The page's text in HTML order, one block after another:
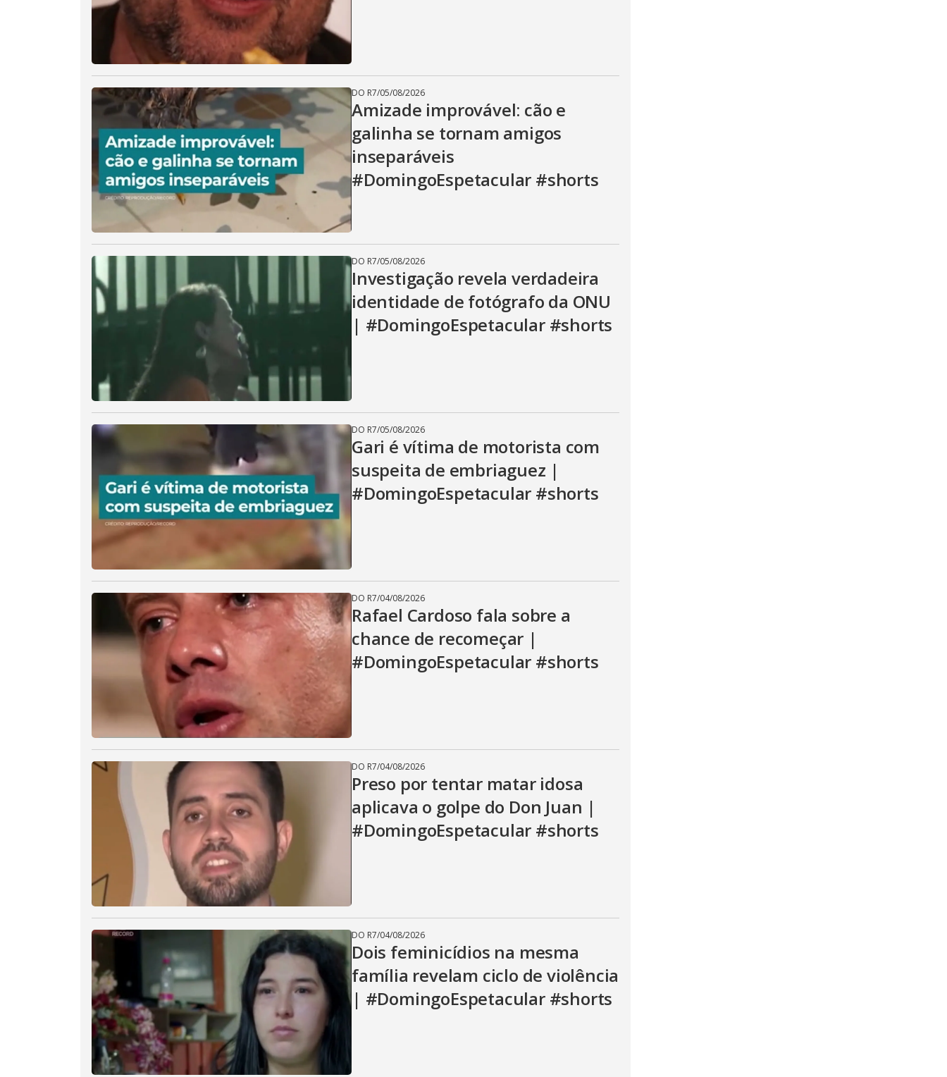
DO R7/05/08/2026
Amizade improvável: cão e
galinha se tornam amigos
inseparáveis
#DomingoEspetacular #shorts
DO R7/05/08/2026
Investigação revela verdadeira
identidade de fotógrafo da ONU
| #DomingoEspetacular #shorts
DO R7/05/08/2026
Gari é vítima de motorista com
suspeita de embriaguez |
#DomingoEspetacular #shorts
DO R7/04/08/2026
Rafael Cardoso fala sobre a
chance de recomeçar |
#DomingoEspetacular #shorts
DO R7/04/08/2026
Preso por tentar matar idosa
aplicava o golpe do Don Juan |
#DomingoEspetacular #shorts
DO R7/04/08/2026
Dois feminicídios na mesma
família revelam ciclo de violência
| #DomingoEspetacular #shorts